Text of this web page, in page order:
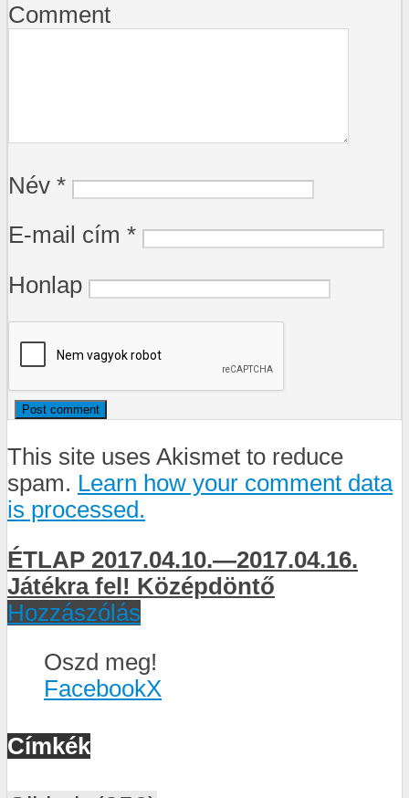
Comment
Név *
E-mail cím *
Honlap
This site uses Akismet to reduce
spam. Learn how your comment data
is processed.
ÉTLAP 2017.04.10.—2017.04.16.
Játékra fel! Középdöntő
Hozzászólás
Oszd meg!
FacebookX
Címkék